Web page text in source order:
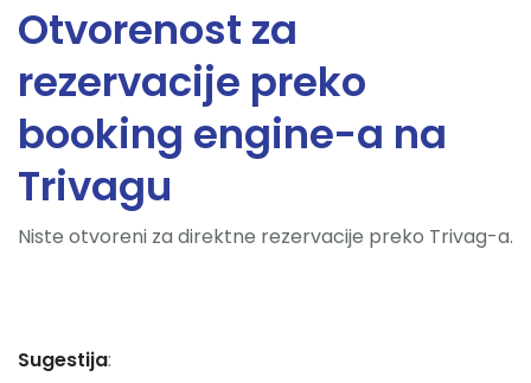
Otvorenost za
rezervacije preko
booking engine-a na
Trivagu
Niste otvoreni za direktne rezervacije preko Trivag-a.
Sugestija: